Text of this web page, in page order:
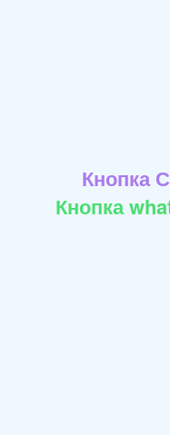
Кнопка
Кнопка